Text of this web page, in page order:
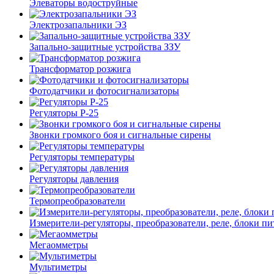
Элеваторы водоструйные
Электрозапальники ЭЗ
Запально-защитные устройства ЗЗУ
Трансформатор розжига
Фотодатчики и фотосигнализаторы
Регуляторы Р-25
Звонки громкого боя и сигнальные сирены
Регуляторы температуры
Регуляторы давления
Термопреобразователи
Измерители-регуляторы, преобразователи, реле, блоки
Мегаомметры
Мультиметры